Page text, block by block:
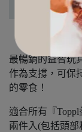
【 Toppl 益智搖
最暢銷的益智玩
作為支撐，可保
的零食！
適合所有『
兩件入(包括頭